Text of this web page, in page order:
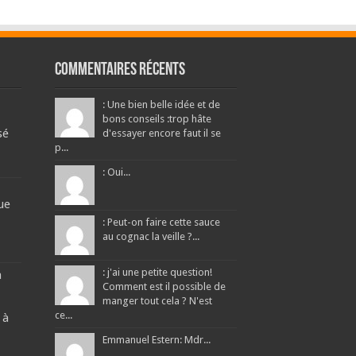
Commentaires récents
: Une bien belle idée et de
bons conseils :trop hâte
d'essayer encore faut il se
p...
: Oui...
: Peut-on faire cette sauce
au cognac la veille ?...
: j'ai une petite question!
Comment est il possible de
manger tout cela ? N'est
ce...
Emmanuel Estern: Mdr...